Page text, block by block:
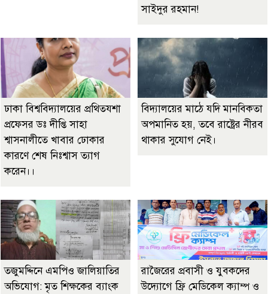
সাইদুর রহমান!
ঢাকা বিশ্ববিদ্যালয়ের প্রথিতযশা
প্রফেসর ডঃ দীপ্তি সাহা
শ্বাসনালীতে খাবার ঢোকার
কারণে শেষ নিঃশ্বাস ত্যাগ
করেন।।
বিদ্যালয়ের মাঠে যদি মানবিকতা
অপমানিত হয়, তবে রাষ্ট্রের নীরব
থাকার সুযোগ নেই।
তজুমদ্দিনে এমপিও জালিয়াতির
অভিযোগ: মৃত শিক্ষকের ব্যাংক
রাজৈরের‌ প্রবাসী ও যুবকদের
উদ্যোগে ফ্রি মেডিকেল ক্যাম্প ও